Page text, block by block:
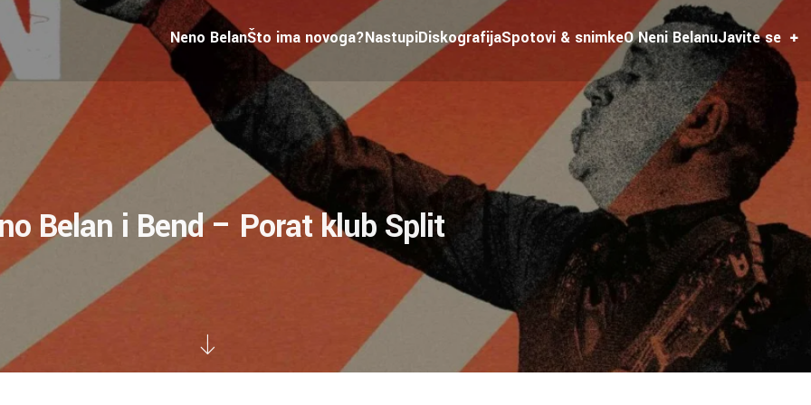
Neno BelanŠto ima novoga?NastupiDiskografijaSpotovi & snimkeO Neni BelanuJavite se
Belan i Bend – Porat klub Split